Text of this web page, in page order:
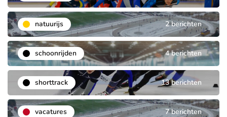
natuurijs 2 berichten
schoonrijden 4 berichten
shorttrack 13 berichten
vacatures 7 berichten